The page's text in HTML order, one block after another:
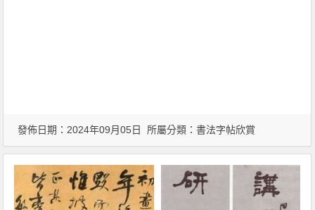
發佈日期：2024年09月05日 所屬分類：書法字帖欣賞